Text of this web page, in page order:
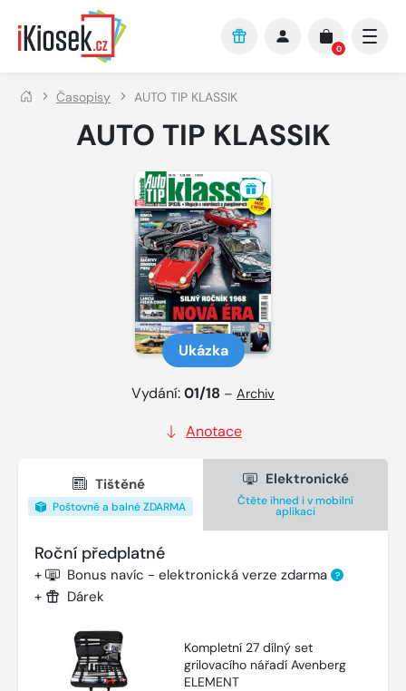
Přejít na hlavní obsah
0
Časopisy AUTO TIP KLASSIK
AUTO TIP KLASSIK
Ukázka
Vydání:01/18 – Archiv
Anotace
Tištěné
Poštovné a balné ZDARMA
Elektronické
Čtěte ihned i v mobilní
aplikaci
Roční předplatné
+ Bonus navíc - elektronická verze zdarma ?
+ Dárek
Kompletní 27 dílný set
grilovacího nářadí Avenberg
ELEMENT